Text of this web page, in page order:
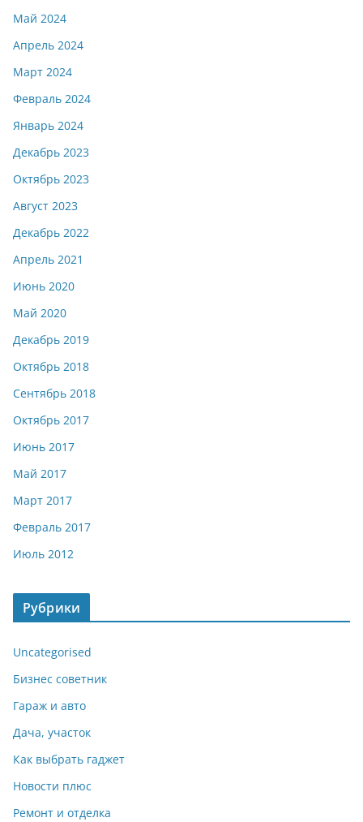
Май 2024
Апрель 2024
Март 2024
Февраль 2024
Январь 2024
Декабрь 2023
Октябрь 2023
Август 2023
Декабрь 2022
Апрель 2021
Июнь 2020
Май 2020
Декабрь 2019
Октябрь 2018
Сентябрь 2018
Октябрь 2017
Июнь 2017
Май 2017
Март 2017
Февраль 2017
Июль 2012
Рубрики
Uncategorised
Бизнес советник
Гараж и авто
Дача, участок
Как выбрать гаджет
Новости плюс
Ремонт и отделка